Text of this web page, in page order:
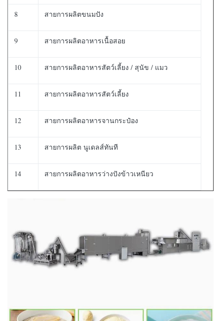
8 สายการผลิตขนมปัง
9 สายการผลิตอาหารเนื้อสอย
10 สายการผลิตอาหารสัตว์เลี้ยง / สุนัข / แมว
11 สายการผลิตอาหารสัตว์เลี้ยง
12 สายการผลิตอาหารจานกระป๋อง
13 สายการผลิต นูเดลส์ทันที
14 สายการผลิตอาหารว่างปังข้าวเหนียว